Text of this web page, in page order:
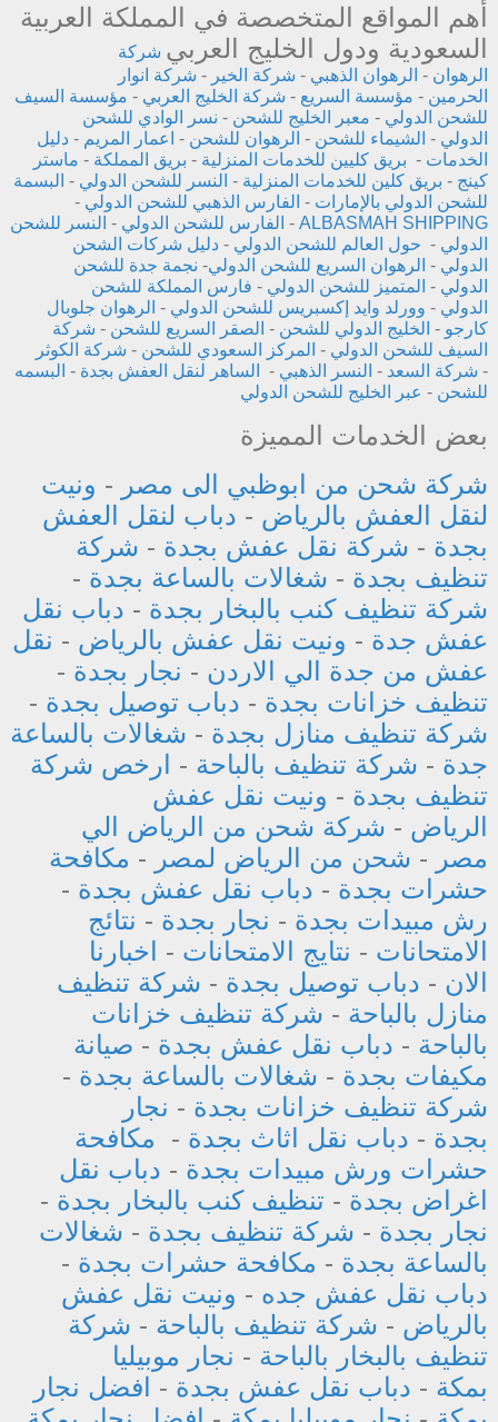
أهم المواقع المتخصصة في المملكة العربية
السعودية ودول الخليج العربي شركة
الرهوان - الرهوان الذهبي - شركة الخير - شركة انوار
الحرمين - مؤسسة السريع - شركة الخليج العربي - مؤسسة السيف
للشحن الدولي - معبر الخليج للشحن - نسر الوادي للشحن
الدولي - الشيماء للشحن - الرهوان للشحن - اعمار المريم - دليل
الخدمات - بريق كليين للخدمات المنزلية - بريق المملكة - ماستر
كينج - بريق كلين للخدمات المنزلية - النسر للشحن الدولي - البسمة
للشحن الدولي بالإمارات - الفارس الذهبي للشحن الدولي -
ALBASMAH SHIPPING
- الفارس للشحن الدولي - النسر للشحن
الدولي - حول العالم للشحن الدولي - دليل شركات الشحن
الدولي - الرهوان السريع للشحن الدولي- نجمة جدة للشحن
الدولي - المتميز للشحن الدولي - فارس المملكة للشحن
الدولي - وورلد وايد إكسبريس للشحن الدولي - الرهوان جلوبال
كارجو - الخليج الدولي للشحن - الصقر السريع للشحن - شركة
السيف للشحن الدولي - المركز السعودي للشحن - شركة الكوثر
- شركة السعد - النسر الذهبي - الساهر لنقل العفش بجدة - البسمه
للشحن - عبر الخليج للشحن الدولي
بعض الخدمات المميزة
شركة شحن من ابوظبي الى مصر - ونيت
لنقل العفش بالرياض - دباب لنقل العفش
بجدة - شركة نقل عفش بجدة - شركة
تنظيف بجدة - شغالات بالساعة بجدة -
شركة تنظيف كنب بالبخار بجدة - دباب نقل
عفش جدة - ونيت نقل عفش بالرياض - نقل
عفش من جدة الي الاردن - نجار بجدة -
تنظيف خزانات بجدة - دباب توصيل بجدة -
شركة تنظيف منازل بجدة - شغالات بالساعة
جدة - شركة تنظيف بالباحة - ارخص شركة
تنظيف بجدة - ونيت نقل عفش
الرياض - شركة شحن من الرياض الي
مصر - شحن من الرياض لمصر - مكافحة
حشرات بجدة - دباب نقل عفش بجدة -
رش مبيدات بجدة - نجار بجدة - نتائج
الامتحانات - نتايج الامتحانات - اخبارنا
الان - دباب توصيل بجدة - شركة تنظيف
منازل بالباحة - شركة تنظيف خزانات
بالباحة - دباب نقل عفش بجدة - صيانة
مكيفات بجدة - شغالات بالساعة بجدة -
شركة تنظيف خزانات بجدة - نجار
بجدة - دباب نقل اثاث بجدة - مكافحة
حشرات ورش مبيدات بجدة - دباب نقل
اغراض بجدة - تنظيف كنب بالبخار بجدة -
نجار بجدة - شركة تنظيف بجدة - شغالات
بالساعة بجدة - مكافحة حشرات بجدة -
دباب نقل عفش جده - ونيت نقل عفش
بالرياض - شركة تنظيف بالباحة - شركة
تنظيف بالبخار بالباحة - نجار موبيليا
بمكة - دباب نقل عفش بجدة - افضل نجار